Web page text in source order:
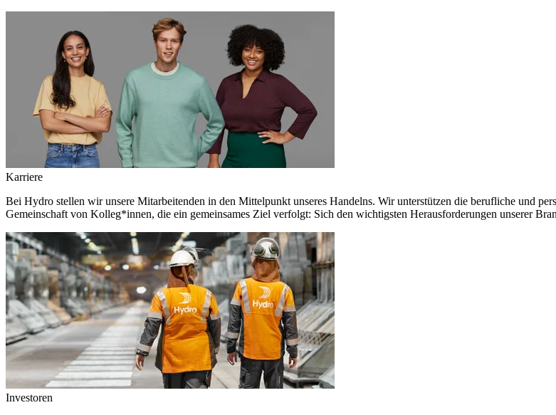
Karriere
Bei Hydro stellen wir unsere Mitarbeitenden in den Mittelpunkt unseres Handelns. Wir unterstützen die berufliche und
Gemeinschaft von Kolleg*innen, die ein gemeinsames Ziel verfolgt: Sich den wichtigsten Herausforderungen unserer
Investoren